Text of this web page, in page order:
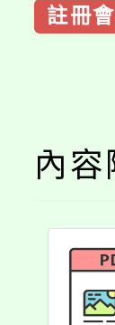
註冊
內容